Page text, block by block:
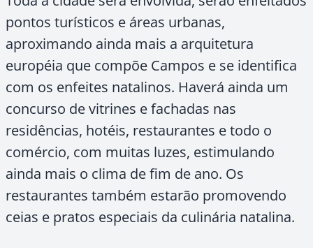
pontos turísticos e áreas urbanas,
aproximando ainda mais a arquitetura
européia que compõe Campos e se identifica
com os enfeites natalinos. Haverá ainda um
concurso de vitrines e fachadas nas
residências, hotéis, restaurantes e todo o
comércio, com muitas luzes, estimulando
ainda mais o clima de fim de ano. Os
restaurantes também estarão promovendo
ceias e pratos especiais da culinária natalina.